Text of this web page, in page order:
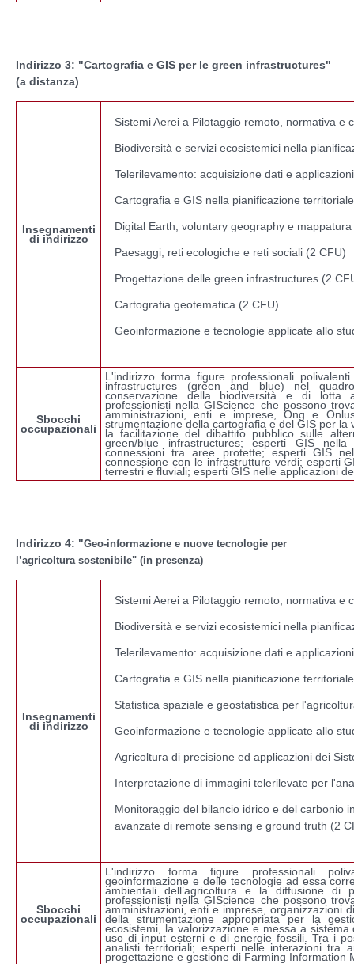
Indirizzo 3: "Cartografia e GIS per le green infrastructures"
(a distanza)
Insegnamenti
di indirizzo
Sistemi Aerei a Pilotaggio remoto, normativa e
Biodiversità e servizi ecosistemici nella
Telerilevamento: acquisizione dati e
Cartografia e GIS nella pianificazione
Digital Earth, voluntary geography e
Paesaggi, reti ecologiche e reti sociali (2 CFU)
Progettazione delle green infrastructures (2
Cartografia geotematica (2 CFU)
Geoinformazione e tecnologie applicate allo
Sbocchi
occupazionali
L'indirizzo forma figure professionali
infrastructures (green and blue) nel
conservazione della biodiversità e di lotta
professionisti nella GIScience che possono
amministrazioni, enti e imprese, Ong e
strumentazione della cartografia e del GIS per
la facilitazione del dibattito pubblico sulle
green/blue infrastructures; esperti GIS
connessioni tra aree protette; esperti GIS
connessione con le infrastrutture verdi; esperti
terrestri e fluviali; esperti GIS nelle applicazioni
Indirizzo 4: "Geo-informazione e nuove tecnologie per
l’agricoltura sostenibile" (in presenza)
Insegnamenti
di indirizzo
Sistemi Aerei a Pilotaggio remoto, normativa e
Biodiversità e servizi ecosistemici nella
Telerilevamento: acquisizione dati e
Cartografia e GIS nella pianificazione
Statistica spaziale e geostatistica per
Geoinformazione e tecnologie applicate allo
Agricoltura di precisione ed applicazioni dei
Interpretazione di immagini telerilevate per
Monitoraggio del bilancio idrico e del carbonio
avanzate di remote sensing e ground truth (2
Sbocchi
occupazionali
L'indirizzo forma figure professionali
geoinformazione e delle tecnologie ad essa
ambientali dell’agricoltura e la diffusione di
professionisti nella GIScience che possono
amministrazioni, enti e imprese, organizzazioni
della strumentazione appropriata per la
ecosistemi, la valorizzazione e messa a
uso di input esterni e di energie fossili. Tra i
analisti territoriali; esperti nelle interazioni tra
progettazione e gestione di Farming Information